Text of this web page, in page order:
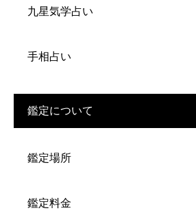
九星気学占い
手相占い
鑑定について
鑑定場所
鑑定料金